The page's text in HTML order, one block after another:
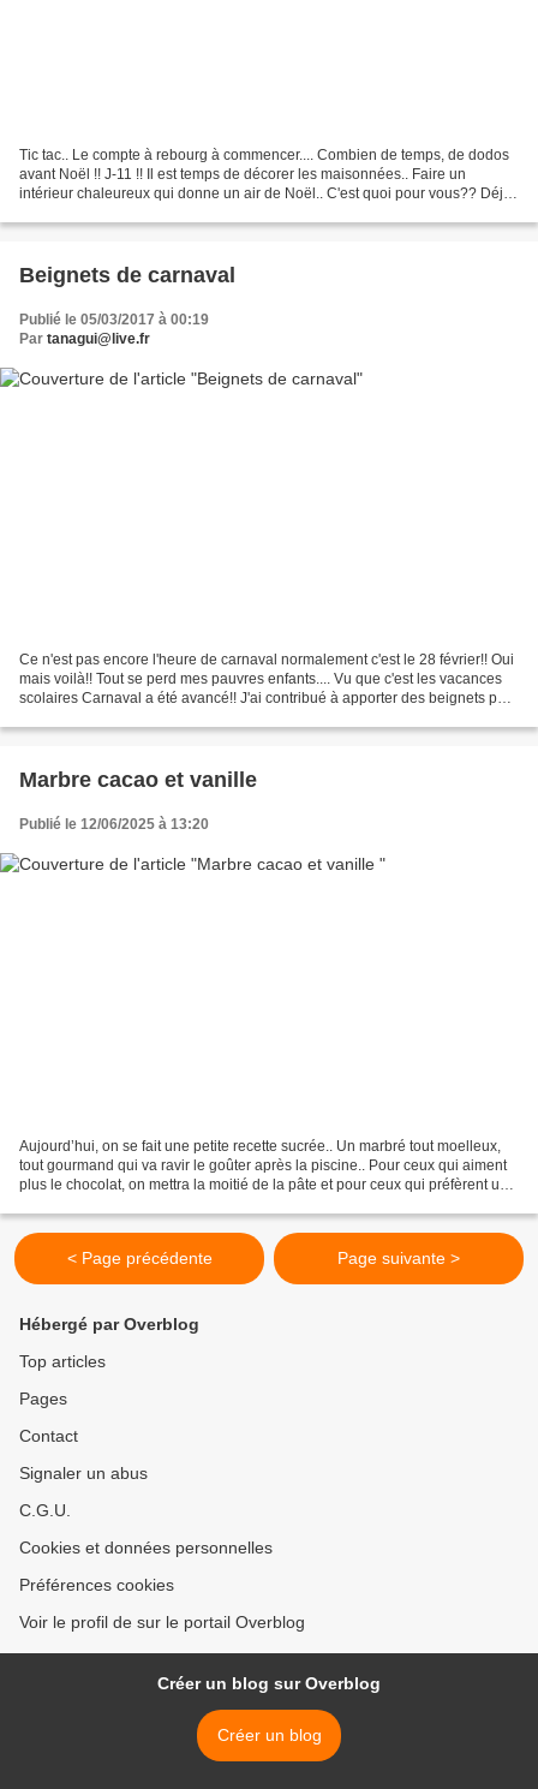
Tic tac.. Le compte à rebourg à commencer.... Combien de temps, de dodos
avant Noël !! J-11 !! Il est temps de décorer les maisonnées.. Faire un
intérieur chaleureux qui donne un air de Noël.. C'est quoi pour vous?? Déjà
Beignets de carnaval
Publié le 05/03/2017 à 00:19
Par tanagui@live.fr
Ce n'est pas encore l'heure de carnaval normalement c'est le 28 février!! Oui
mais voilà!! Tout se perd mes pauvres enfants.... Vu que c'est les vacances
scolaires Carnaval a été avancé!! J'ai contribué à apporter des beignets pour
Marbre cacao et vanille
Publié le 12/06/2025 à 13:20
Aujourd’hui, on se fait une petite recette sucrée.. Un marbré tout moelleux,
tout gourmand qui va ravir le goûter après la piscine.. Pour ceux qui aiment
plus le chocolat, on mettra la moitié de la pâte et pour ceux qui préfèrent un
< Page précédente Page suivante >
Hébergé par Overblog
Top articles
Pages
Contact
Signaler un abus
C.G.U.
Cookies et données personnelles
Préférences cookies
Voir le profil de sur le portail Overblog
Créer un blog sur Overblog
Créer un blog